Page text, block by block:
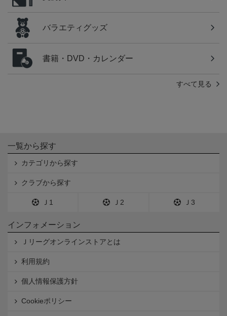
バラエティグッズ
書籍・DVD・カレンダー
すべて見る
一覧から探す
カテゴリから探す
クラブから探す
Ｊ1 Ｊ2 Ｊ3
インフォメーション
Ｊリーグオンラインストアとは
利用規約
個人情報保護方針
Cookieポリシー